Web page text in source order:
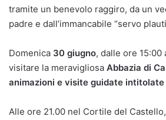
tramite un benevolo raggiro, da un
padre e dall’immancabile “servo
Domenica 30 giugno, dalle ore 15:00
visitare la meravigliosa Abbazia di
animazioni e visite guidate intitolate
Alle ore 21.00 nel Cortile del